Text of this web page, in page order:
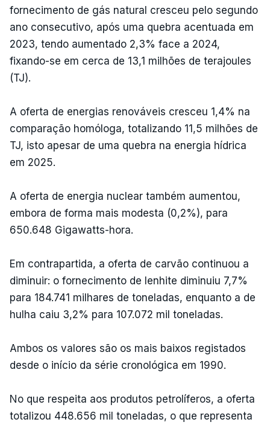
fornecimento de gás natural cresceu pelo segundo
ano consecutivo, após uma quebra acentuada em
2023, tendo aumentado 2,3% face a 2024,
fixando-se em cerca de 13,1 milhões de terajoules
(TJ).
A oferta de energias renováveis cresceu 1,4% na
comparação homóloga, totalizando 11,5 milhões de
TJ, isto apesar de uma quebra na energia hídrica
em 2025.
A oferta de energia nuclear também aumentou,
embora de forma mais modesta (0,2%), para
650.648 Gigawatts-hora.
Em contrapartida, a oferta de carvão continuou a
diminuir: o fornecimento de lenhite diminuiu 7,7%
para 184.741 milhares de toneladas, enquanto a de
hulha caiu 3,2% para 107.072 mil toneladas.
Ambos os valores são os mais baixos registados
desde o início da série cronológica em 1990.
No que respeita aos produtos petrolíferos, a oferta
totalizou 448.656 mil toneladas, o que representa